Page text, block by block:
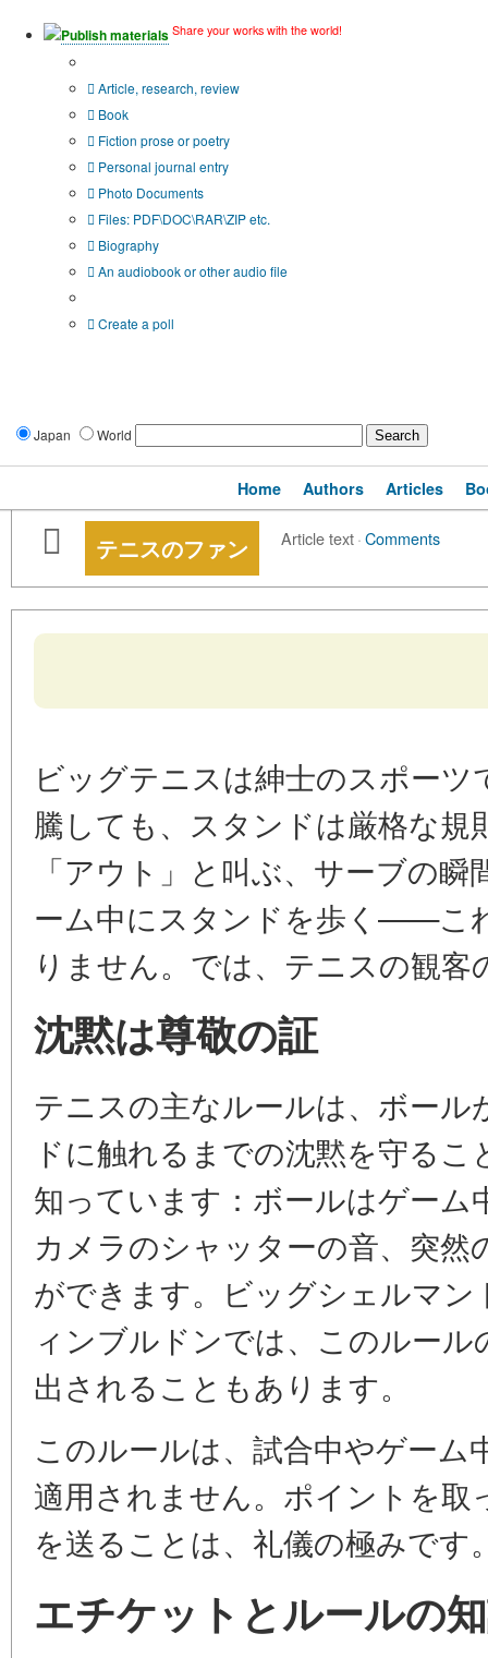
Publish materials Share your works with the world!
Article, research, review
Book
Fiction prose or poetry
Personal journal entry
Photo Documents
Files: PDF\DOC\RAR\ZIP etc.
Biography
An audiobook or other audio file
Create a poll
Japan World
Home Authors Articles
テニスのファン Article text·Comments
ビッグテニスは紳士のスポー
騰しても、スタンドは厳格な規
「アウト」と叫ぶ、サーブの
ーム中にスタンドを歩く——こ
りません。では、テニスの観
沈黙は尊敬の証
テニスの主なルールは、ボー
ドに触れるまでの沈黙を守る
知っています：ボールはゲー
カメラのシャッターの音、突
ができます。ビッグシェルマ
ィンブルドンでは、このルー
出されることもあります。
このルールは、試合中やゲー
適用されません。ポイントを
を送ることは、礼儀の極みです
エチケットとルールの